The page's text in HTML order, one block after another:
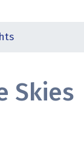
Skies